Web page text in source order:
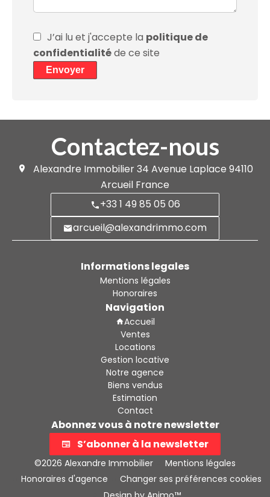
J’ai lu et j'accepte la politique de
confidentialitéde ce site
Envoyer
Contactez-nous
Alexandre Immobilier34 Avenue Laplace 94110
Arcueil France
+33 1 49 85 05 06
arcueil@alexandrimmo.com
Informations legales
Mentions légales
Honoraires
Navigation
Accueil
Ventes
Locations
Gestion locative
Notre agence
Biens vendus
Estimation
Contact
Abonnez vous à notre newsletter
S’abonner à la newsletter
©2026 Alexandre Immobilier
Mentions légales
Honoraires d'agence
Changer ses préférences cookies